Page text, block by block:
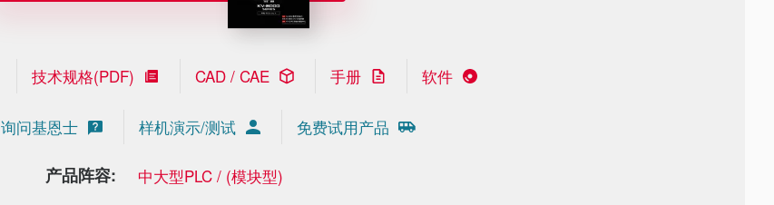
技术规格(PDF) CAD / CAE 手册 软件
询问基恩士 样机演示/测试 免费试用产品
产品阵容: 中大型PLC / (模块型)